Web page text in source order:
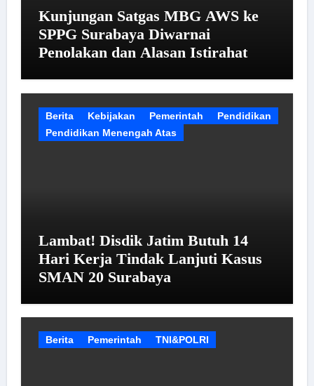
Kunjungan Satgas MBG AWS ke
SPPG Surabaya Diwarnai
Penolakan dan Alasan Istirahat
Berita Kebijakan Pemerintah
Pendidikan
Pendidikan Menengah Atas
Lambat! Disdik Jatim Butuh 14
Hari Kerja Tindak Lanjuti Kasus
SMAN 20 Surabaya
Berita Pemerintah TNI&POLRI